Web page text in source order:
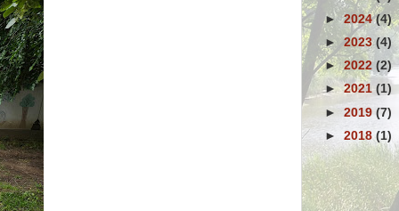
►2024(4)
►2023(4)
►2022 (2)
► 2021 (1)
► 2019 (7)
► 2018(1)